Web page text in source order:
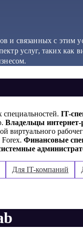
и связанных с
услуг, таких
специальностей. IT-
Владельцы интернет-
виртуального
Forex. Финансовые
Для IT-компаний